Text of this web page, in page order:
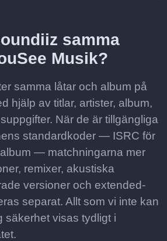
samma
Musik?
samma låtar och album på
hjälp av titlar, artister, album,
När de är tillgängliga
standardkoder — ISRC för
album — matchningarna mer
remixer, akustiska
versioner och extended-
separat. Allt som vi inte kan
säkerhet visas tydligt i